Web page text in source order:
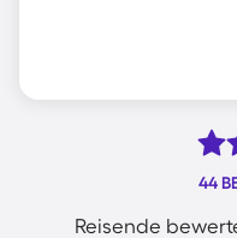
44
Reisende